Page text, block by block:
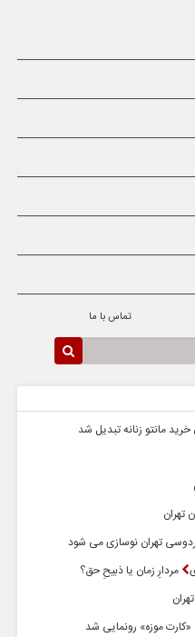
تماس با ما
مانتو زنانه تبدیل شد
تهران
تهران نوسازی می شود
مردارِ زمان یا ذبیحِ حق؟
«کارت موزه» رونمایی شد